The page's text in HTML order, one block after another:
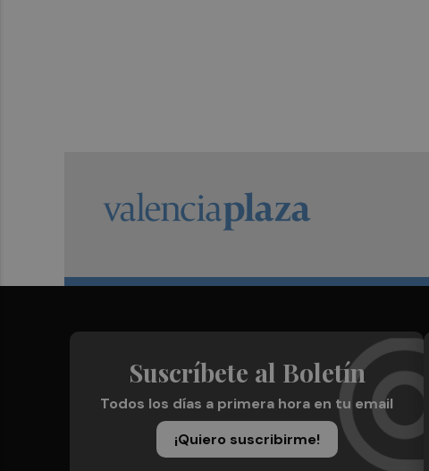
Suscríbete al Boletín
Todos los días a primera hora en tu email
¡Quiero suscribirme!